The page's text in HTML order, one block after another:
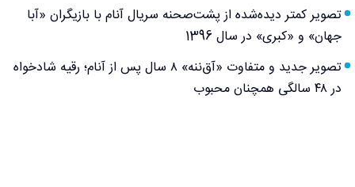
تصویر کمتر دیده‌شده از پشت‌صحنه سریال آنام با بازیگران «آبا
جهان» و «کبری» در سال 1396
تصویر جدید و متفاوت «آق‌ننه» ۸ سال پس از آنام؛ رقیه شادخواه
در ۴۸ سالگی همچنان محبوب